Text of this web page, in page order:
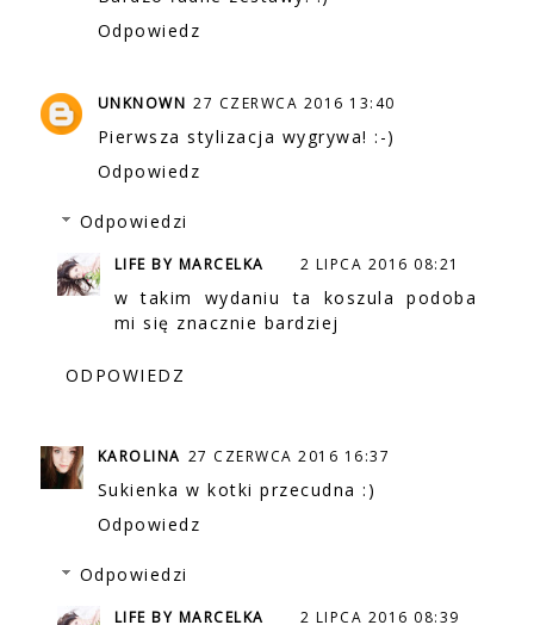
Odpowiedz
UNKNOWN 27 CZERWCA 2016 13:40
Pierwsza stylizacja wygrywa! :-)
Odpowiedz
Odpowiedzi
LIFE BY MARCELKA 2 LIPCA 2016 08:21
w takim wydaniu ta koszula podoba
mi się znacznie bardziej
ODPOWIEDZ
KAROLINA 27 CZERWCA 2016 16:37
Sukienka w kotki przecudna :)
Odpowiedz
Odpowiedzi
LIFE BY MARCELKA 2 LIPCA 2016 08:39